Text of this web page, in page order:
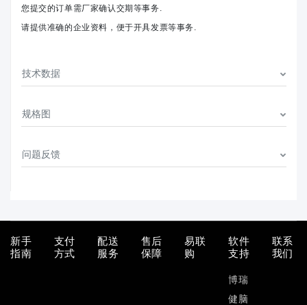
您提交的订单需厂家确认交期等事务.
请提供准确的企业资料，便于开具发票等事务.
技术数据
规格图
问题反馈
新手
指南
支付
方式
配送
服务
售后
保障
易联
购
软件
支持
博瑞
健脑
联系
我们